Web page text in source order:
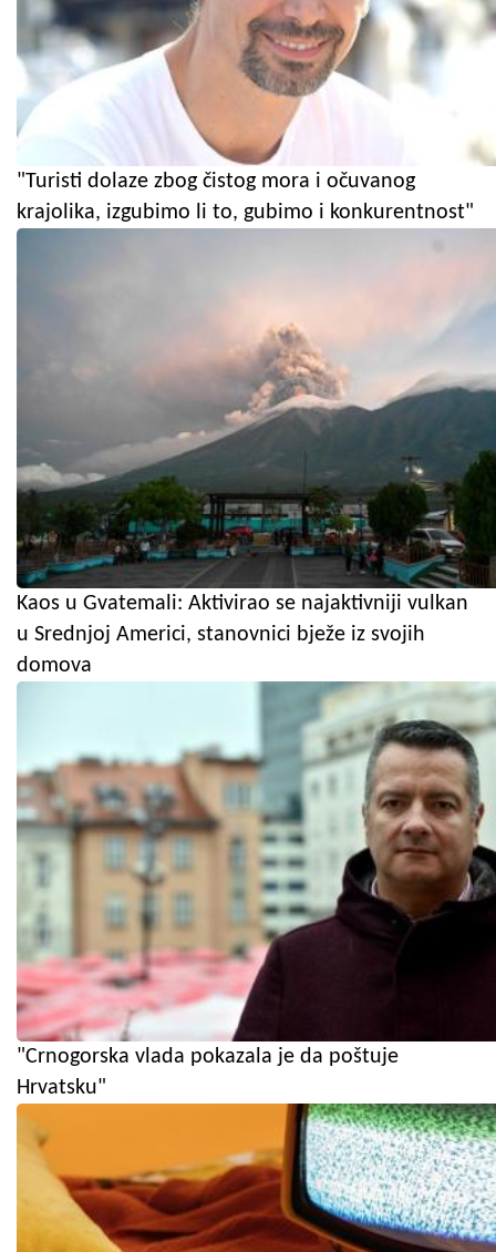
"Turisti dolaze zbog čistog mora i očuvanog
krajolika, izgubimo li to, gubimo i konkurentnost"
Kaos u Gvatemali: Aktivirao se najaktivniji vulkan
u Srednjoj Americi, stanovnici bježe iz svojih
domova
"Crnogorska vlada pokazala je da poštuje
Hrvatsku"